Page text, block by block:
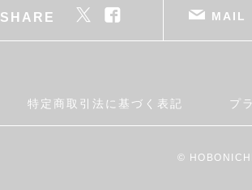
SHARE MAIL
特定商取引法に基づく表記 プ
© HOBONICHI